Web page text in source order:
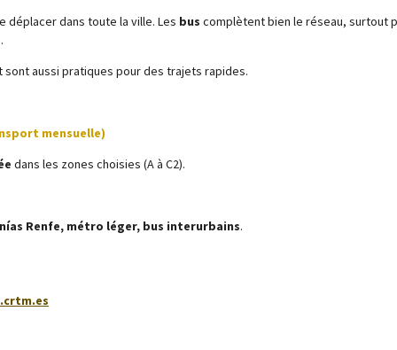
déplacer dans toute la ville. Les bus complètent bien le réseau, surtout
aussi pratiques pour des trajets rapides.
mensuelle)
dans les zones choisies (A à C2).
Renfe, métro léger, bus interurbains.